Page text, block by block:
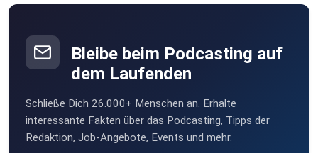
Bleibe beim Podcasting auf
dem Laufenden
Schließe Dich 26.000+ Menschen an. Erhalte
interessante Fakten über das Podcasting, Tipps der
Redaktion, Job-Angebote, Events und mehr.